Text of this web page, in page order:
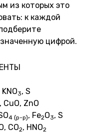
из которых это
к каждой
цифрой.
3, S
CuO, ZnO
4 (р-р), Fe2O3, S
CO2, HNO2